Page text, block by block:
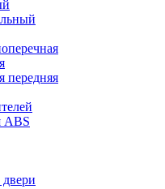
передняя
ABS
двери